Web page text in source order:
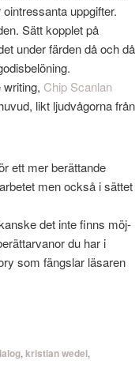
uppgifter.
Sätt kop­plet på
under fär­den då och då
Chip Scan­lan
likt ljud­vå­gorna från
ett mer berät­tande
men också i sät­tet
det inte finns möj­
du har i
som fängslar läsaren
,kristian wedel,